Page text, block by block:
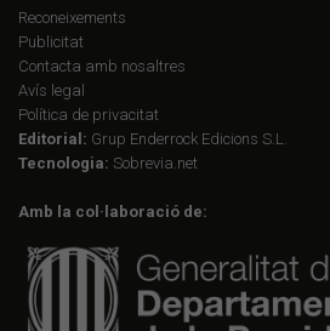
Reconeixements
Publicitat
Contacta amb nosaltres
Avís legal
Política de privacitat
Editorial: Grup Enderrock Edicions S.L.
Tecnologia: Sobrevia.net
Amb la col·laboració de: